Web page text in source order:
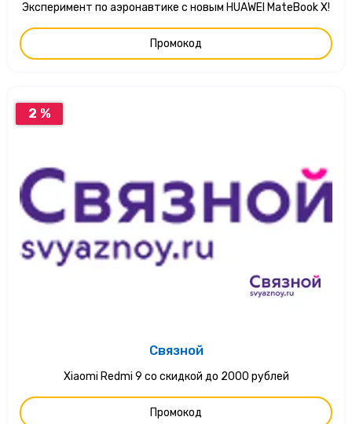
Эксперимент по аэронавтике с новым HUAWEI MateBook X!
Промокод
2 %
Связной
Xiaomi Redmi 9 со скидкой до 2000 рублей
Промокод